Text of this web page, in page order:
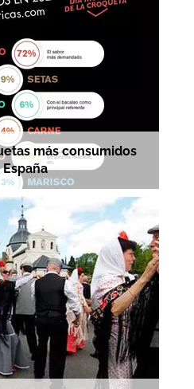
más consumidos